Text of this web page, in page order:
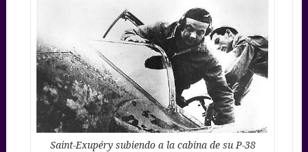
Saint-Exupéry subiendo a la cabina de su P-38